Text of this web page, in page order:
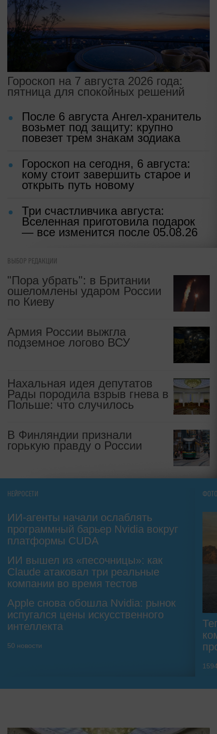
Гороскоп на 7 августа 2026 года:
пятница для спокойных решений
После 6 августа Ангел-хранитель
возьмет под защиту: крупно
повезет трем знакам зодиака
Гороскоп на сегодня, 6 августа:
кому стоит завершить старое и
открыть путь новому
Три счастливчика августа:
Вселенная приготовила подарок
— все изменится после 05.08.26
ВЫБОР РЕДАКЦИИ
"Пора убрать": в Британии
ошеломлены ударом России
по Киеву
Армия России выжгла
подземное логово ВСУ
Нахальная идея депутатов
Рады породила взрыв гнева в
Польше: что случилось
В Финляндии признали
горькую правду о России
НЕЙРОСЕТИ
ИИ-агенты начали ослаблять
программный барьер Nvidia вокруг
платформы CUDA
ИИ вышел из «песочницы»: как
Claude атаковал три реальные
компании во время тестов
Apple снова обошла Nvidia: рынок
испугался цены искусственного
интеллекта
50 новости